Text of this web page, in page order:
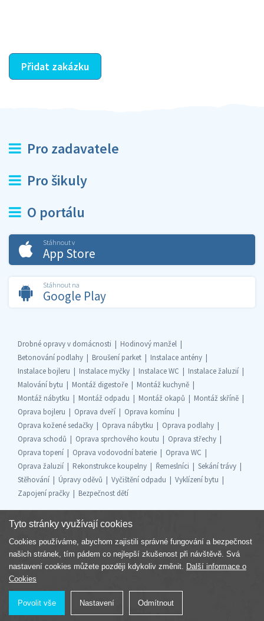
Přidat zakázku
Pro zadavatele
Pro šikuly
O portálu
Stáhnout v
App Store
Stáhnout na
Google Play
Drobné opravy v domácnosti
Hodinový manžel
Betonování podlahy
Broušení parket
Instalace antény
Instalace bojleru
Instalace myčky Instalace WC
Instalace žaluzií
Malování bytu
Montáž digestoře
Montáž kuchyně
Montáž nábytku
Montáž odpadu Montáž okapů
Montáž skříně
Oprava bojleru
Oprava dveří
Oprava komínu
Oprava kožené sedačky
Oprava nábytku
Oprava podlahy
Oprava schodů
Oprava sprchového koutu
Oprava střechy
Oprava topení
Oprava vodovodní baterie
Oprava WC
Oprava žaluzií
Rekonstrukce koupelny Řemeslníci
Sekání trávy
Stěhování
Úpravy oděvů Vyčištění odpadu
Vyklízení bytu
Zapojení pračky
Bezpečnost dětí
Součást skupiny
Tyto stránky využívají cookies
Cookies používáme, abychom zajistili správné fungování a bezpečnost
našich stránek, tím pádem co nejlepší zkušenost při návštěvě. Svá
nastavení cookies můžete později kdykoliv změnit. Další informace o
Cookies
Povolit vše Nastavení Odmítnout